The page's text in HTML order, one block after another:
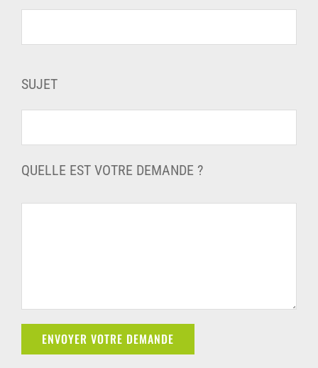
SUJET
QUELLE EST VOTRE DEMANDE ?